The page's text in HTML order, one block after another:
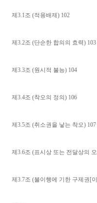
제3.1조 (적용배제) 102
제3.2조 (단순한 합의의 효력) 103
제3.3조 (원시적 불능) 104
제3.4조 (착오의 정의) 106
제3.5조 (취소권을 낳는 착오) 107
제3.6조 (표시상 또는 전달상의
제3.7조 (불이행에 기한 구제권[